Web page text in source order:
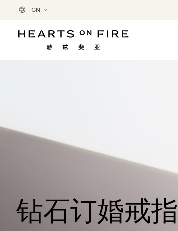
CN
钻石订婚戒指